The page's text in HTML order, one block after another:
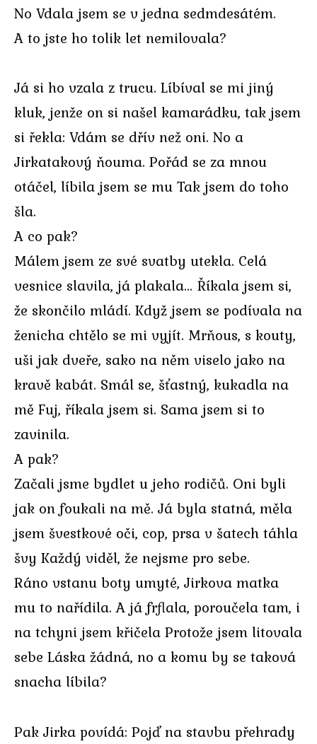
No Vdala jsem se v jedna sedmdesátém.
A to jste ho tolik let nemilovala?
Já si ho vzala z trucu. Líbíval se mi jiný
kluk, jenže on si našel kamarádku, tak jsem
si řekla: Vdám se dřív než oni. No a
Jirkatakový ňouma. Pořád se za mnou
otáčel, líbila jsem se mu Tak jsem do toho
šla.
A co pak?
Málem jsem ze své svatby utekla. Celá
vesnice slavila, já plakala… Říkala jsem si,
že skončilo mládí. Když jsem se podívala na
ženicha chtělo se mi vyjít. Mrňous, s kouty,
uši jak dveře, sako na něm viselo jako na
kravě kabát. Smál se, šťastný, kukadla na
mě Fuj, říkala jsem si. Sama jsem si to
zavinila.
A pak?
Začali jsme bydlet u jeho rodičů. Oni byli
jak on foukali na mě. Já byla statná, měla
jsem švestkové oči, cop, prsa v šatech táhla
švy Každý viděl, že nejsme pro sebe.
Ráno vstanu boty umyté, Jirkova matka
mu to nařídila. A já frflala, poroučela tam, i
na tchyni jsem křičela Protože jsem litovala
sebe Láska žádná, no a komu by se taková
snacha líbila?
Pak Jirka povídá: Pojď na stavbu přehrady